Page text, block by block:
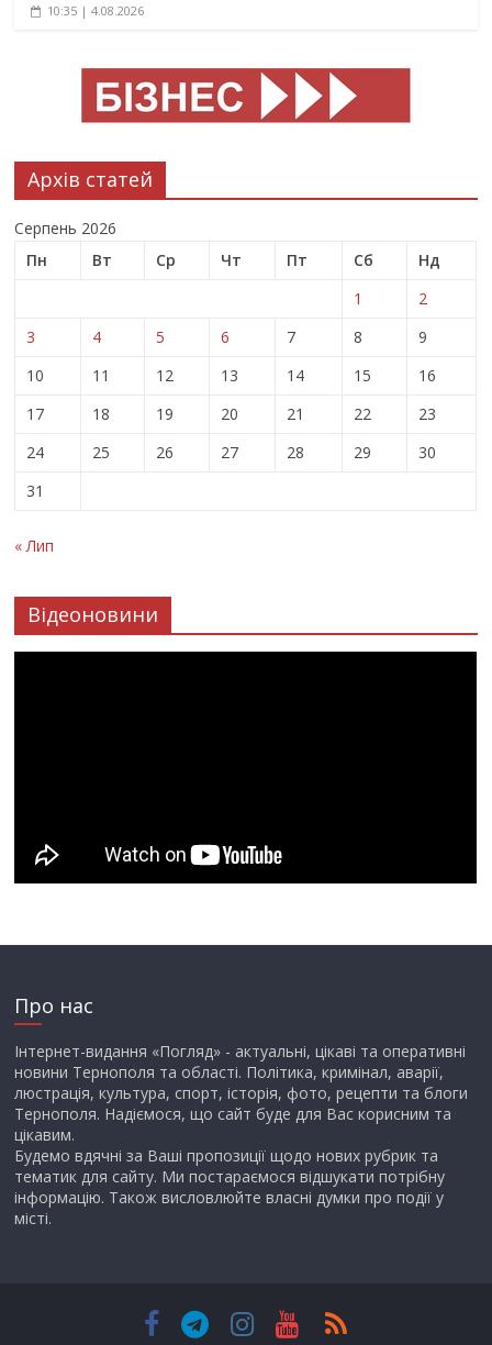
10:35 | 4.08.2026
Архів статей
Серпень 2026
Пн
Вт Ср Чт Пт Сб
Нд
1
2
3
4 5 6 7 8
9
10
11 12 13 14 15
16
17
18 19 20 21 22
23
24
25 26 27 28 29
30
31
« Лип
Відеоновини
Про нас
Інтернет-видання «Погляд» - актуальні, цікаві та оперативні
новини Тернополя та області. Політика, кримінал, аварії,
люстрація, культура, спорт, історія, фото, рецепти та блоги
Тернополя. Надіємося, що сайт буде для Вас корисним та
цікавим.
Будемо вдячні за Ваші пропозиції щодо нових рубрик та
тематик для сайту. Ми постараємося відшукати потрібну
інформацію. Також висловлюйте власні думки про події у
місті.